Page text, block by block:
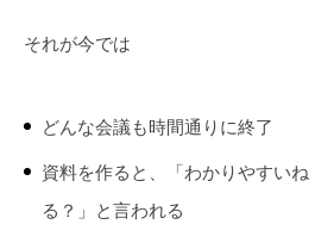
それが今では
どんな会議も時間通りに終了
資料を作ると、「わかりやすい
る？」と言われる